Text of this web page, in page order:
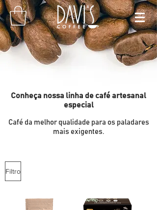
Conheça nossa linha de café artesanal
especial
Café da melhor qualidade para os paladares
mais exigentes.
Filtro